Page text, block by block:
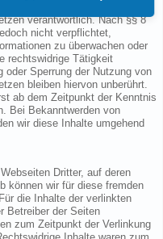
TMG für eigene Inhalte auf
verantwortlich. Nach §§ 8
nicht verpflichtet,
zu überwachen oder
rechtswidrige Tätigkeit
bleiben hiervon unberührt.
ab dem Zeitpunkt der Kenntnis
Bei Bekanntwerden von
wir diese Inhalte umgehend
Dritter, auf deren
können wir für diese fremden
die Inhalte der verlinkten
Betreiber der Seiten
zum Zeitpunkt der Verlinkung